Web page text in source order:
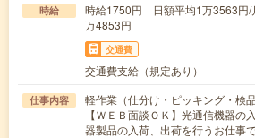
時給
時給1750円 日額平均1万3563円/
万4853円
交通費
交通費支給（規定あり）
仕事内容
軽作業（仕分け・ピッキング・検
【ＷＥＢ面談ＯＫ】光通信機器の
器製品の入荷、出荷を行うお仕事